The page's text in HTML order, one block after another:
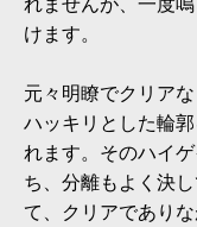
れませんが、一度
けます。
元々明瞭でクリア
ハッキリとした輪
れます。そのハイ
ち、分離もよく決
て、クリアであり